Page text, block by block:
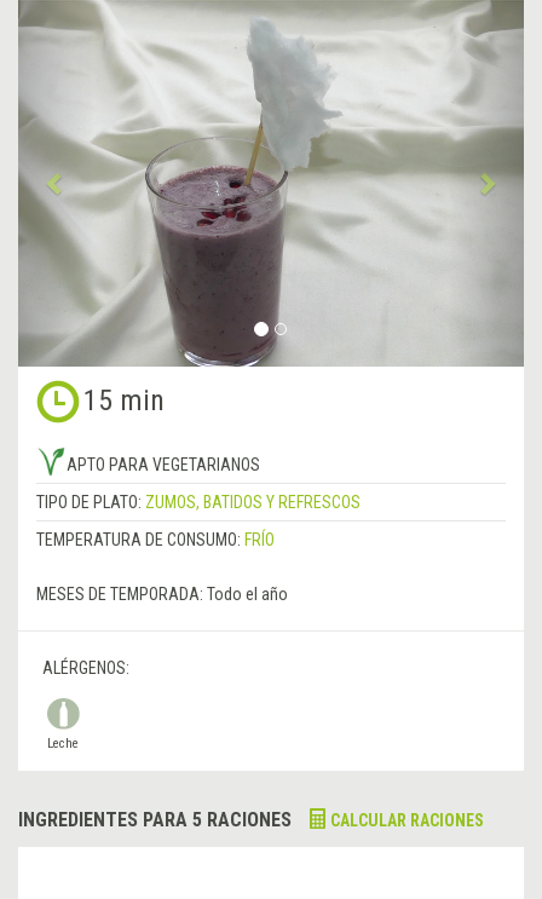
&lsaquo;
Anterior
15 min
APTO PARA VEGETARIANOS
TIPO DE PLATO: ZUMOS, BATIDOS Y REFRESCOS
TEMPERATURA DE CONSUMO: FRÍO
MESES DE TEMPORADA: Todo el año
ALÉRGENOS:
Leche
INGREDIENTES PARA 5 RACIONES CALCULAR RACIONES